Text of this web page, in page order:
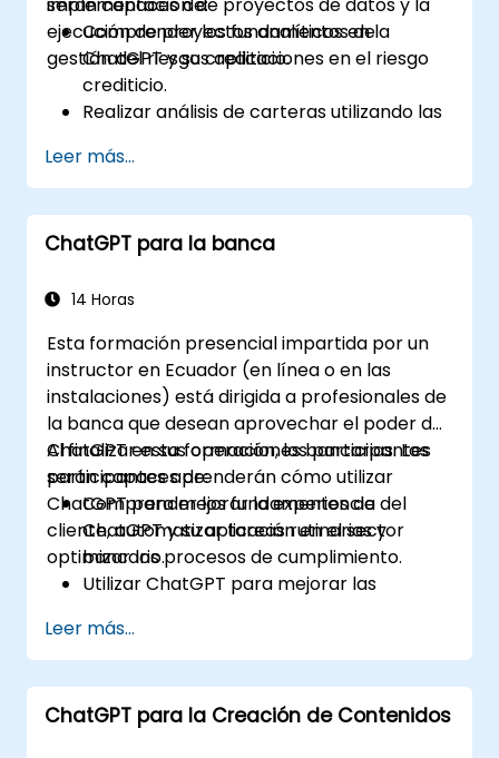
ejecución de proyectos analíticos en la
gestión del riesgo crediticio.
Comprender los fundamentos de
ChatGPT y sus aplicaciones en el riesgo
crediticio.
Realizar análisis de carteras utilizando las
ChatGPT.
Implementar proyectos de datos y
analítica con la asistencia de ChatGPT.
Optimizar los procesos de toma de
en el flujo de trabajo del riesgo crediticio.
integrar ChatGPT en las estrategias de
gestión de riesgos.
Leer más...
ChatGPT para la banca
14 Horas
Esta formación presencial impartida por un
instructor en Ecuador (en línea o en las
instalaciones) está dirigida a profesionales de
la banca que desean aprovechar el poder de
ChatGPT en sus operaciones bancarias. Los
participantes aprenderán cómo utilizar
ChatGPT para mejorar la experiencia del
cliente, automatizar tareas rutinarias y
optimizar los procesos de cumplimiento.
Al finalizar esta formación, los participantes
serán capaces de:
Comprender los fundamentos de
ChatGPT y su aplicación en el sector
bancario.
Utilizar ChatGPT para mejorar las
proporcionar orientación financiera
personalizada.
Automatizar tareas bancarias rutinarias
usando ChatGPT.
Leer más...
ChatGPT para la Creación de Contenidos